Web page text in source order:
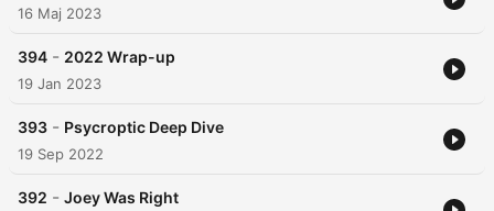
16 Maj 2023
394 - 2022 Wrap-up
19 Jan 2023
393 - Psycroptic Deep Dive
19 Sep 2022
392 - Joey Was Right